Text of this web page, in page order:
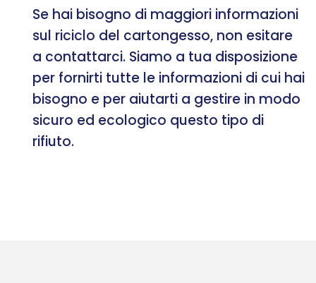
Se hai bisogno di maggiori informazioni
sul riciclo del cartongesso, non esitare
a contattarci. Siamo a tua disposizione
per fornirti tutte le informazioni di cui hai
bisogno e per aiutarti a gestire in modo
sicuro ed ecologico questo tipo di
rifiuto.